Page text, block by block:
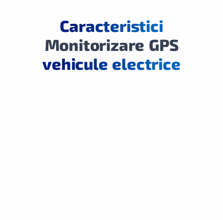
Caracteristici
Monitorizare GPS
vehicule electrice